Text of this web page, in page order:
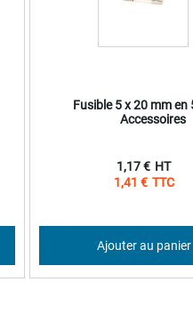
Fusible 5 x 20 mm en
Accessoires
1,41 €
1,17 €
Ajouter au panier